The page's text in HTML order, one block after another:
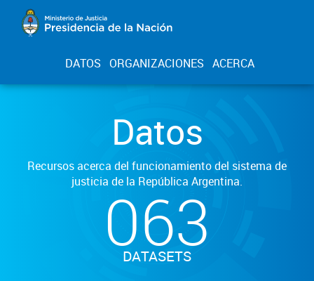
DATOS ORGANIZACIONES ACERCA
Datos
Recursos acerca del funcionamiento del sistema de
justicia de la República Argentina.
063
DATASETS